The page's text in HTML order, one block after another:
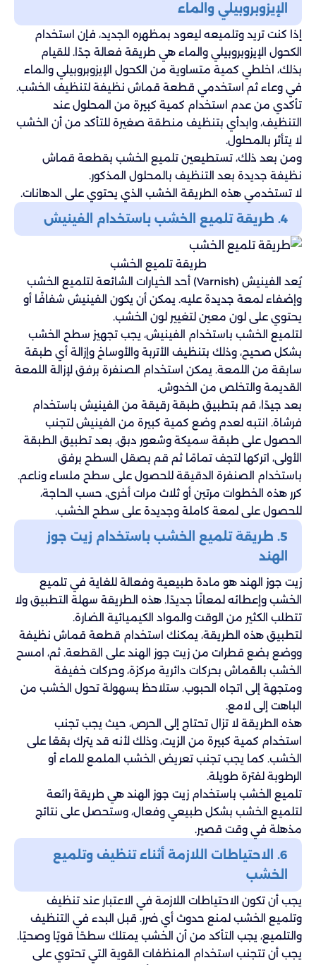
الإيزوبروبيلي والماء
إذا كنت تريد وتلميعه ليعود بمظهره الجديد، فإن استخدام
الكحول الإيزوبروبيلي والماء هي طريقة فعالة جدًا. للقيام
بذلك، اخلطي كمية متساوية من الكحول الإيزوبروبيلي والماء
في وعاء ثم استخدمي قطعة قماش نظيفة لتنظيف الخشب.
تأكدي من عدم استخدام كمية كبيرة من المحلول عند
التنظيف، وابدأي بتنظيف منطقة صغيرة للتأكد من أن الخشب
لا يتأثر بالمحلول.
ومن بعد ذلك، تستطيعين تلميع الخشب بقطعة قماش
نظيفة جديدة بعد التنظيف بالمحلول المذكور.
لا تستخدمي هذه الطريقة الخشب الذي يحتوي على الدهانات.
4. طريقة تلميع الخشب باستخدام الفينيش
طريقة تلميع الخشب
يُعد الفينيش (Varnish) أحد الخيارات الشائعة لتلميع الخشب
وإضفاء لمعة جديدة عليه. يمكن أن يكون الفينيش شفافًا أو
يحتوي على لون معين لتغيير لون الخشب.
لتلميع الخشب باستخدام الفينيش، يجب تجهيز سطح الخشب
بشكل صحيح، وذلك بتنظيف الأتربة والأوساخ وإزالة أي طبقة
سابقة من اللمعة. يمكن استخدام الصنفرة برفق لإزالة اللمعة
القديمة والتخلص من الخدوش.
بعد جيدًا، قم بتطبيق طبقة رقيقة من الفينيش باستخدام
فرشاة. انتبه لعدم وضع كمية كبيرة من الفينيش لتجنب
الحصول على طبقة سميكة وشعور دبق. بعد تطبيق الطبقة
الأولى، اتركها لتجف تمامًا ثم قم بصقل السطح برفق
باستخدام الصنفرة الدقيقة للحصول على سطح ملساء وناعم.
كرر هذه الخطوات مرتين أو ثلاث مرات أخرى، حسب الحاجة،
للحصول على لمعة كاملة وجديدة على سطح الخشب.
5. طريقة تلميع الخشب باستخدام زيت جوز
الهند
زيت جوز الهند هو مادة طبيعية وفعالة للغاية في تلميع
الخشب وإعطائه لمعانًا جديدًا. هذه الطريقة سهلة التطبيق ولا
تتطلب الكثير من الوقت والمواد الكيميائية الضارة.
لتطبيق هذه الطريقة، يمكنك استخدام قطعة قماش نظيفة
ووضع بضع قطرات من زيت جوز الهند على القطعة. ثم، امسح
الخشب بالقماش بحركات دائرية مركزة، وحركات خفيفة
ومتجهة إلى اتجاه الحبوب. ستلاحظ بسهولة تحول الخشب من
الباهت إلى لامع.
هذه الطريقة لا تزال تحتاج إلى الحرص، حيث يجب تجنب
استخدام كمية كبيرة من الزيت، وذلك لأنه قد يترك بقعًا على
الخشب. كما يجب تجنب تعريض الخشب الملمع للماء أو
الرطوبة لفترة طويلة.
تلميع الخشب باستخدام زيت جوز الهند هي طريقة رائعة
لتلميع الخشب بشكل طبيعي وفعال، وستحصل على نتائج
مذهلة في وقت قصير.
6. الاحتياطات اللازمة أثناء تنظيف وتلميع
الخشب
يجب أن تكون الاحتياطات اللازمة في الاعتبار عند تنظيف
وتلميع الخشب لمنع حدوث أي ضرر. قبل البدء في التنظيف
والتلميع، يجب التأكد من أن الخشب يمتلك سطحًا قويًا وصحيًا.
يجب أن تتجنب استخدام المنظفات القوية التي تحتوي على